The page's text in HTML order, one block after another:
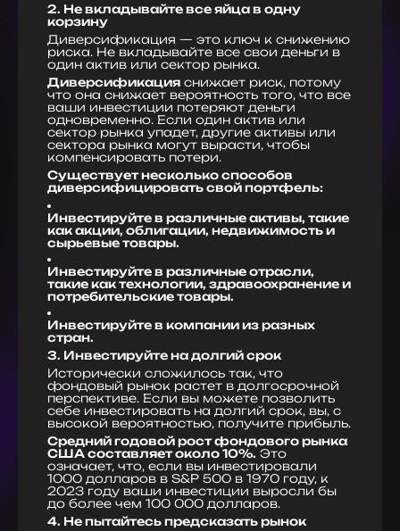
2. Не вкладывайте все яйца в одну
корзину
Диверсификация — это ключ к снижению
риска. Не вкладывайте все свои деньги в
один актив или сектор рынка.
Диверсификация снижает риск, потому
что она снижает вероятность того, что все
ваши инвестиции потеряют деньги
одновременно. Если один актив или
сектор рынка упадет, другие активы или
сектора рынка могут вырасти, чтобы
компенсировать потери.
Существует несколько способов
диверсифицировать свой портфель:
Инвестируйте в различные активы, такие
как акции, облигации, недвижимость и
сырьевые товары.
Инвестируйте в различные отрасли,
такие как технологии, здравоохранение и
потребительские товары.
Инвестируйте в компании из разных
стран.
3. Инвестируйте на долгий срок
Исторически сложилось так, что
фондовый рынок растет в долгосрочной
перспективе. Если вы можете позволить
себе инвестировать на долгий срок, вы, с
высокой вероятностью, получите прибыль.
Средний годовой рост фондового рынка
США составляет около 10%. Это
означает, что, если вы инвестировали
1000 долларов в S&P 500 в 1970 году, к
2023 году ваши инвестиции выросли бы
до более чем 100 000 долларов.
4. Не пытайтесь предсказать рынок